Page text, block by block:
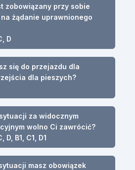
zobowiązany przy sobie
żądanie uprawnionego
D
się do przejazdu dla
dla pieszych?
za widocznym
wolno Ci zawrócić?
D, B1, C1, D1
masz obowiązek